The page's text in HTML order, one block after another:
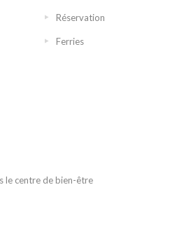
Réservation
Ferries
le centre de bien-être